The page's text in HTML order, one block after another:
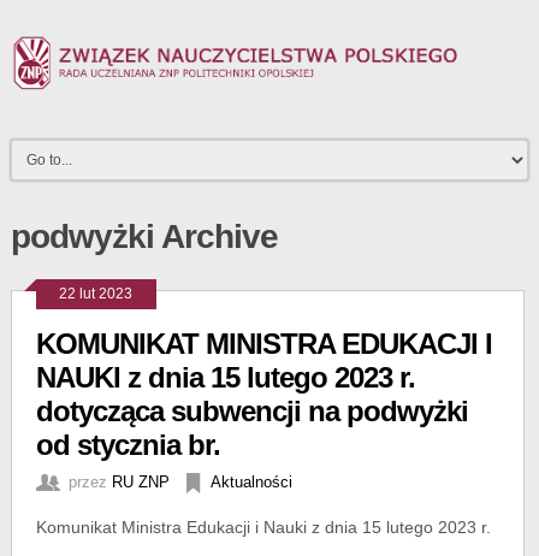
podwyżki Archive
22 lut 2023
KOMUNIKAT MINISTRA EDUKACJI I
NAUKI z dnia 15 lutego 2023 r.
dotycząca subwencji na podwyżki
od stycznia br.
przez RU ZNP Aktualności
Komunikat Ministra Edukacji i Nauki z dnia 15 lutego 2023 r.